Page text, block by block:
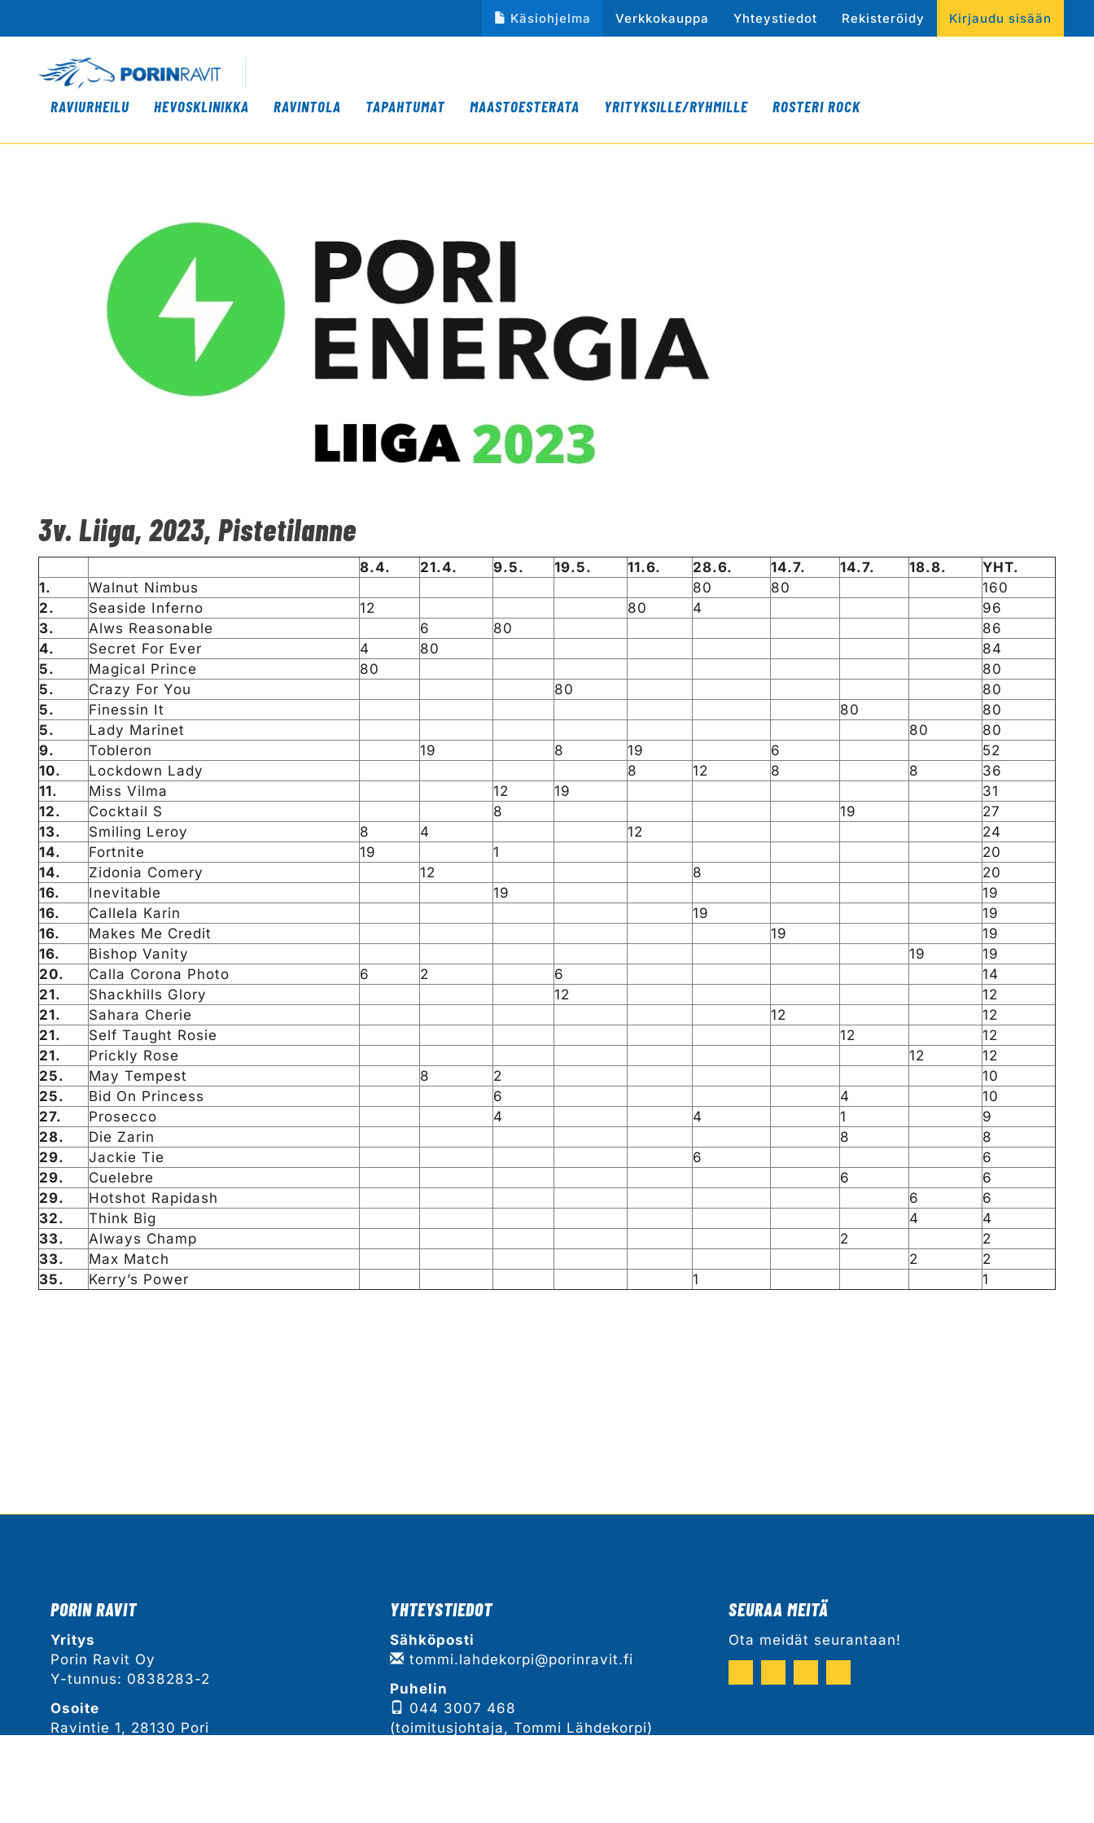
Käsiohjelma Verkkokauppa Yhteystiedot Rekisteröidy Kirjaudu sisään
RAVIURHEILU HEVOSKLINIKKA RAVINTOLA TAPAHTUMAT MAASTOESTERATA YRITYKSILLE/RYHMILLE ROSTERI ROCK
3v. Liiga, 2023, Pistetilanne
8.4. 21.4. 9.5. 19.5. 11.6. 28.6. 14.7. 14.7. 18.8.
YHT.
1.
Walnut Nimbus 80 80
160
2.
Seaside Inferno 12 80 4
96
3.
Alws Reasonable 6 80
86
4.
Secret For Ever 4 80
84
5.
Magical Prince 80
80
5.
Crazy For You 80
80
5.
Finessin It 80
80
5.
Lady Marinet 80
80
9.
Tobleron 19 8 19 6
52
10.
Lockdown Lady 8 12 8 8
36
11.
Miss Vilma 12 19
31
12.
Cocktail S 8 19
27
13.
Smiling Leroy 8 4 12
24
14.
Fortnite 19 1
20
14.
Zidonia Comery 12 8
20
16.
Inevitable 19
19
16.
Callela Karin 19
19
16.
Makes Me Credit 19
19
16.
Bishop Vanity 19
19
20.
Calla Corona Photo 6 2 6
14
21.
Shackhills Glory 12
12
21.
Sahara Cherie 12
12
21.
Self Taught Rosie 12
12
21.
Prickly Rose 12
12
25.
May Tempest 8 2
10
25.
Bid On Princess 6 4
10
27.
Prosecco 4 4 1
9
28.
Die Zarin 8
8
29.
Jackie Tie 6
6
29.
Cuelebre 6
6
29.
Hotshot Rapidash 6
6
32.
Think Big 4
4
33.
Always Champ 2
2
33.
Max Match 2
2
35.
Kerry’s Power 1 1
PORIN RAVIT
Yritys
Porin Ravit Oy
Y-tunnus: 0838283-2
Osoite
Ravintie 1, 28130 Pori
YHTEYSTIEDOT
Sähköposti
tommi.lahdekorpi@porinravit.fi
Puhelin
044 3007 468
(toimitusjohtaja, Tommi Lähdekorpi)
SEURAA MEITÄ
Ota meidät seurantaan!